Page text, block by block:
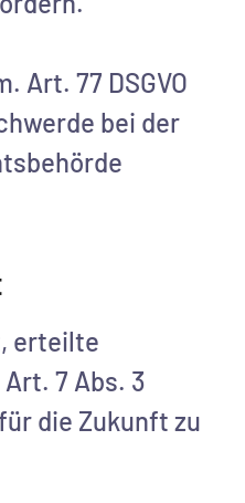
Art. 77 DSGVO
bei der
erteilte
7 Abs. 3
die Zukunft zu